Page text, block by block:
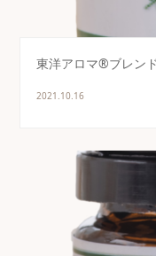
東洋アロマ®ブレ
2021.10.16